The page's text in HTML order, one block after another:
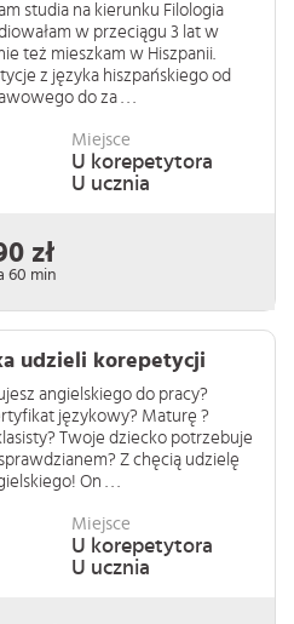
studia na kierunku Filologia
w przeciągu 3 lat w
też mieszkam w Hiszpanii.
z języka hiszpańskiego od
do za . . .
Miejsce
U korepetytora
U ucznia
zł
60 min
udzieli korepetycji
angielskiego do pracy?
językowy? Maturę ?
Twoje dziecko potrzebuje
Z chęcią udzielę
On . . .
Miejsce
U korepetytora
U ucznia